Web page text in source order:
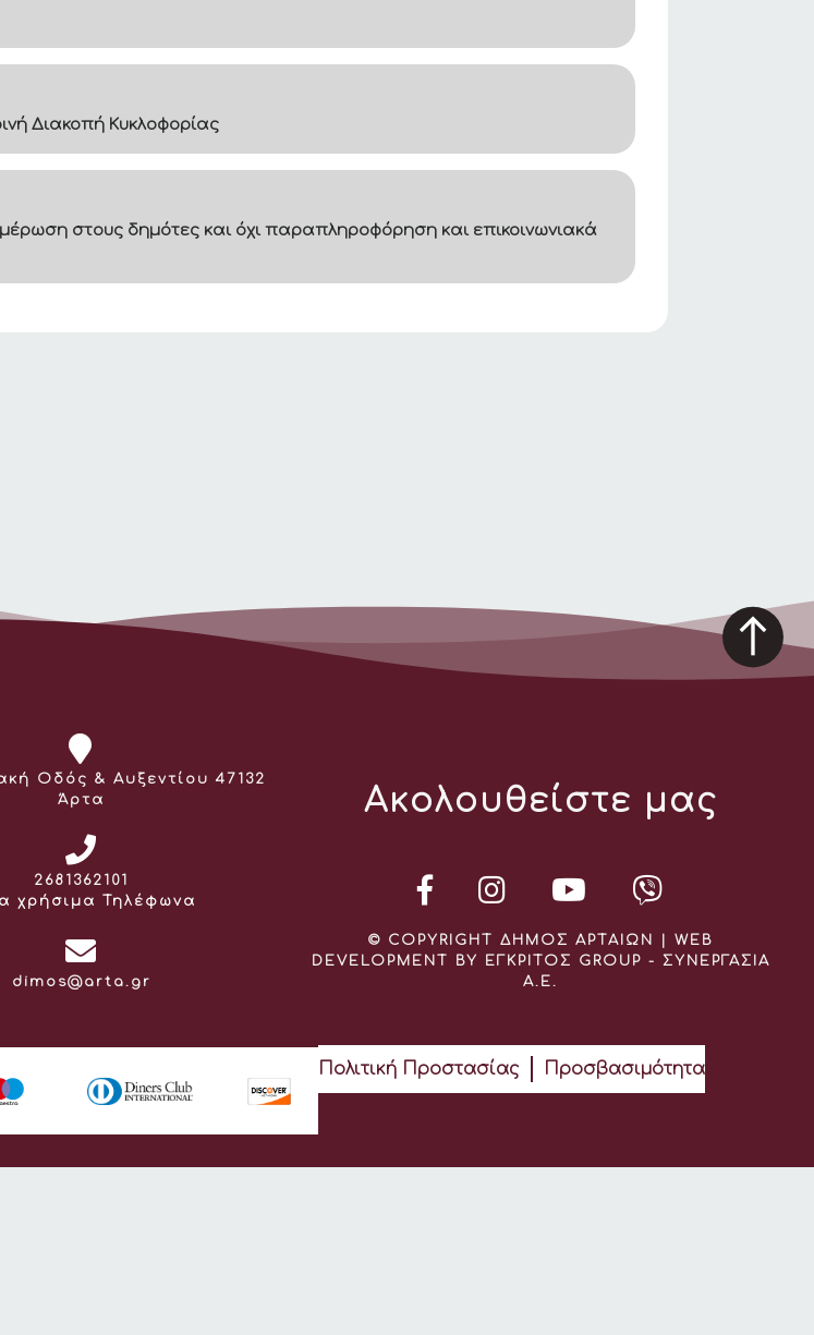
Διακοπή Κυκλοφορίας
στους δημότες και όχι παραπληροφόρηση και επικοινωνιακά
Οδός & Αυξεντίου 47132
Άρτα
Τηλέφωνο:
2681362101
χρήσιμα Τηλέφωνα
Email:
dimos@arta.gr
Ακολουθείστε μας
© COPYRIGHT ΔΗΜΟΣ ΑΡΤΑΙΩΝ | WEB
DEVELOPMENT BY ΕΓΚΡΙΤΟΣ GROUP - ΣΥΝΕΡΓΑΣΙΑ
Α.Ε.
Πολιτική Προστασίας Προσβασιμότητα